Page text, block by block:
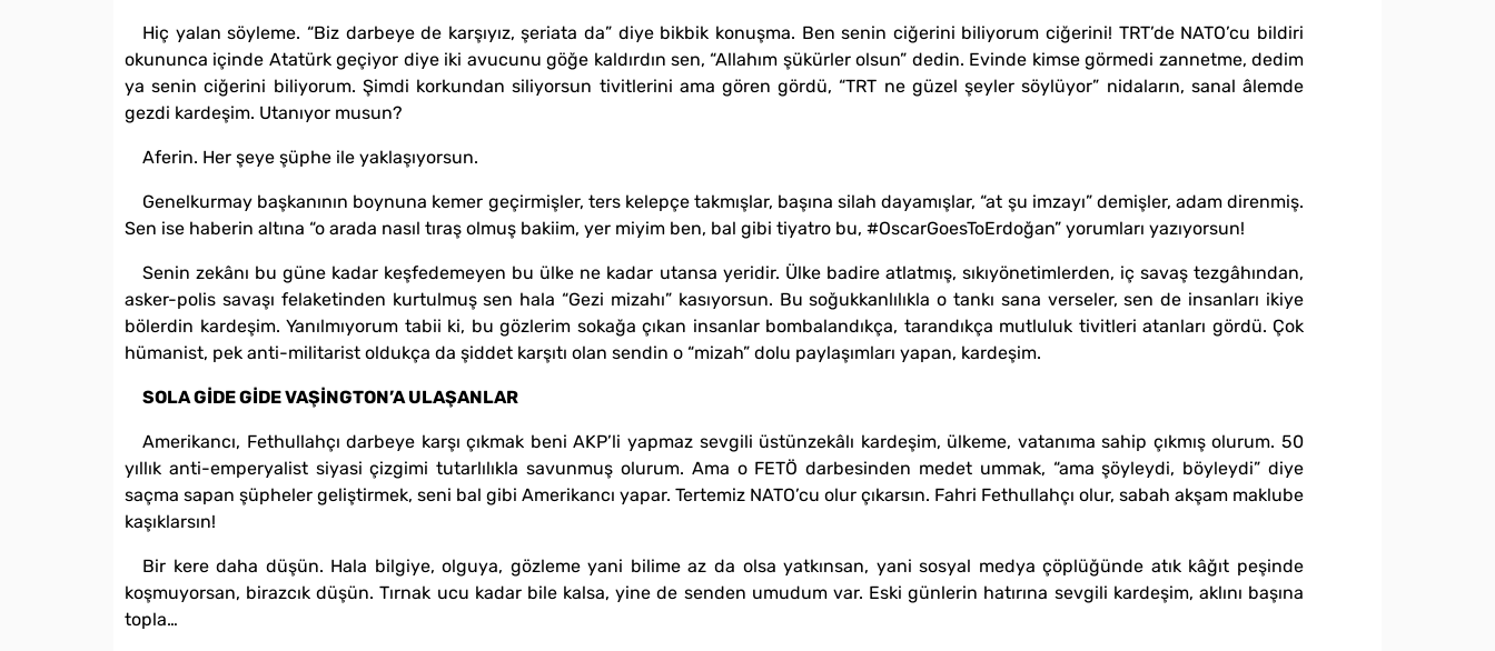
Hiç yalan söyleme. “Biz darbeye de karşıyız, şeriata da” diye bikbik konuşma. Ben senin ciğerini biliyorum ciğerini! TRT’de NATO’cu bildiri
okununca içinde Atatürk geçiyor diye iki avucunu göğe kaldırdın sen, “Allahım şükürler olsun” dedin. Evinde kimse görmedi zannetme, dedim
ya senin ciğerini biliyorum. Şimdi korkundan siliyorsun tivitlerini ama gören gördü, “TRT ne güzel şeyler söylüyor” nidaların, sanal âlemde
gezdi kardeşim. Utanıyor musun?
Aferin. Her şeye şüphe ile yaklaşıyorsun.
Genelkurmay başkanının boynuna kemer geçirmişler, ters kelepçe takmışlar, başına silah dayamışlar, “at şu imzayı” demişler, adam direnmiş.
Sen ise haberin altına “o arada nasıl tıraş olmuş bakiim, yer miyim ben, bal gibi tiyatro bu, #OscarGoesToErdoğan” yorumları yazıyorsun!
Senin zekânı bu güne kadar keşfedemeyen bu ülke ne kadar utansa yeridir. Ülke badire atlatmış, sıkıyönetimlerden, iç savaş tezgâhından,
asker-polis savaşı felaketinden kurtulmuş sen hala “Gezi mizahı” kasıyorsun. Bu soğukkanlılıkla o tankı sana verseler, sen de insanları ikiye
bölerdin kardeşim. Yanılmıyorum tabii ki, bu gözlerim sokağa çıkan insanlar bombalandıkça, tarandıkça mutluluk tivitleri atanları gördü. Çok
hümanist, pek anti-militarist oldukça da şiddet karşıtı olan sendin o “mizah” dolu paylaşımları yapan, kardeşim.
SOLA GİDE GİDE VAŞİNGTON’A ULAŞANLAR
Amerikancı, Fethullahçı darbeye karşı çıkmak beni AKP’li yapmaz sevgili üstünzekâlı kardeşim, ülkeme, vatanıma sahip çıkmış olurum. 50
yıllık anti-emperyalist siyasi çizgimi tutarlılıkla savunmuş olurum. Ama o FETÖ darbesinden medet ummak, “ama şöyleydi, böyleydi” diye
saçma sapan şüpheler geliştirmek, seni bal gibi Amerikancı yapar. Tertemiz NATO’cu olur çıkarsın. Fahri Fethullahçı olur, sabah akşam maklube
kaşıklarsın!
Bir kere daha düşün. Hala bilgiye, olguya, gözleme yani bilime az da olsa yatkınsan, yani sosyal medya çöplüğünde atık kâğıt peşinde
koşmuyorsan, birazcık düşün. Tırnak ucu kadar bile kalsa, yine de senden umudum var. Eski günlerin hatırına sevgili kardeşim, aklını başına
topla…